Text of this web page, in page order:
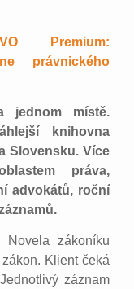
Premium:
právnického
jednom místě.
knihovna
Slovensku. Více
práva,
advokátů, roční
zákoníku
Klient čeká
záznam